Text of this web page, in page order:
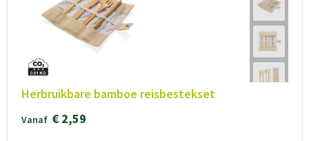
Herbruikbare bamboe reisbestekset
Vanaf € 2,59